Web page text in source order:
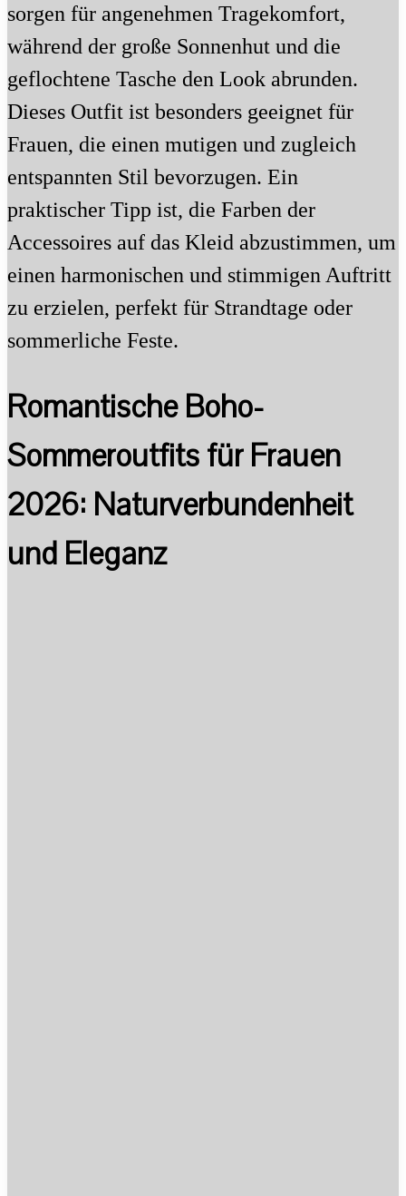
sorgen für angenehmen Tragekomfort,
während der große Sonnenhut und die
geflochtene Tasche den Look abrunden.
Dieses Outfit ist besonders geeignet für
Frauen, die einen mutigen und zugleich
entspannten Stil bevorzugen. Ein
praktischer Tipp ist, die Farben der
Accessoires auf das Kleid abzustimmen, um
einen harmonischen und stimmigen Auftritt
zu erzielen, perfekt für Strandtage oder
sommerliche Feste.
Romantische Boho-
Sommeroutfits für Frauen
2026: Naturverbundenheit
und Eleganz